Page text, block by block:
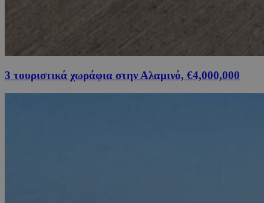
3 τουριστικά χωράφια στην Αλαμινό, €4,000,000